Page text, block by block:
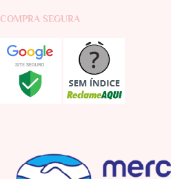
COMPRA SEGURA